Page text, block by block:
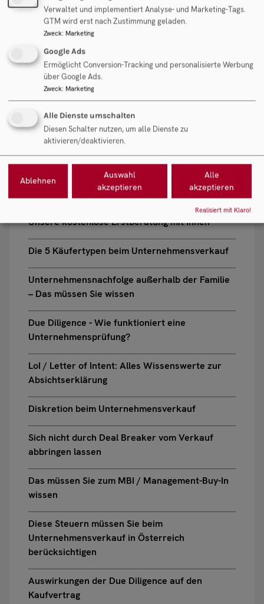
Überblick
Welche Faktoren beeinflussen die
Welche Methoden der Unternehmensbewertung
Cash free & debt free: Das bedeutet der Zusatz
beim Preis für den Unternehmenskauf
Unsere kostenlose Erstberatung mit Ihnen
Die 5 Käufertypen beim Unternehmensverkauf
Unternehmensnachfolge außerhalb der Familie
– Das müssen Sie wissen
Due Diligence - Wie funktioniert eine
Unternehmensprüfung?
LoI / Letter of Intent: Alles Wissenswerte zur
Absichtserklärung
Diskretion beim Unternehmensverkauf
Sich nicht durch Deal Breaker vom Verkauf
abbringen lassen
Das müssen Sie zum MBI / Management-Buy-In
wissen
Diese Steuern müssen Sie beim
Unternehmensverkauf in Österreich
berücksichtigen
Auswirkungen der Due Diligence auf den
Kaufvertrag
Verwaltet und implementiert Analyse- und Marketing-Tags.
GTM wird erst nach Zustimmung geladen.
Zweck: Marketing
Google Ads
Ermöglicht Conversion-Tracking und personalisierte Werbung
über Google Ads.
Zweck: Marketing
Alle Dienste umschalten
Diesen Schalter nutzen, um alle Dienste zu
aktivieren/deaktivieren.
Ablehnen
Auswahl
akzeptieren
Alle
akzeptieren
Realisiert mit Klaro!